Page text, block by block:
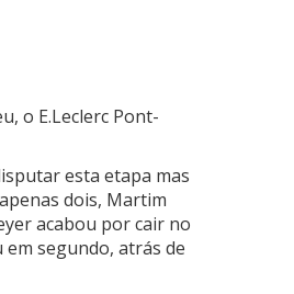
o E.Leclerc Pont-
esta etapa mas
dois, Martim
acabou por cair no
segundo, atrás de